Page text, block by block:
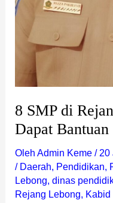
8 SMP di
Dapat
Oleh Admin Keme / 20
/ Daerah, Pendidikan,
Lebong, dinas
Rejang Lebong,